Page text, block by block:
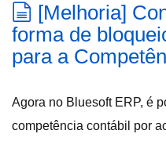
[Melhoria]
forma de
para a
Agora no Bluesoft ERP, é
competência contábil por